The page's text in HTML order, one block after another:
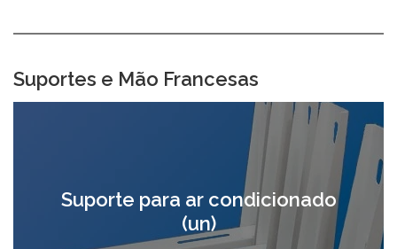
Suportes e Mão Francesas
Suporte para ar condicionado
(un)